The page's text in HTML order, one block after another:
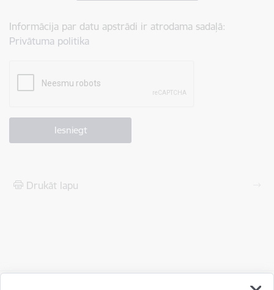
Informācija par datu apstrādi ir atrodama sadaļā:
Privātuma politika
Drukāt lapu